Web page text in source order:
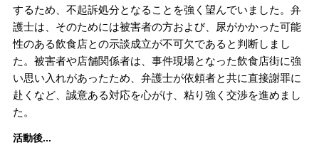
するため、不起訴処分となることを強く望んでいました。弁
護士は、そのためには被害者の方および、尿がかかった可能
性のある飲食店との示談成立が不可欠であると判断しまし
た。被害者や店舗関係者は、事件現場となった飲食店街に強
い思い入れがあったため、弁護士が依頼者と共に直接謝罪に
赴くなど、誠意ある対応を心がけ、粘り強く交渉を進めまし
た。
活動後...